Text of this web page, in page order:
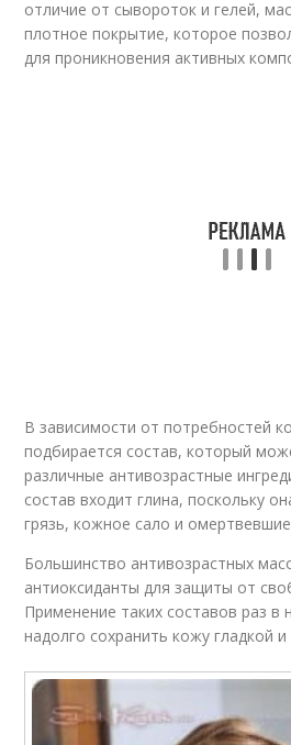
Домашние маски
Эффективные маски
отличие от сывороток и гелей,
плотное покрытие, которое
для проникновения активных
В зависимости от потребностей
подбирается состав, который
различные антивозрастные
состав входит глина, поскольку
грязь, кожное сало и
Большинство антивозрастных
антиоксиданты для защиты от
Применение таких составов раз в
надолго сохранить кожу гладкой